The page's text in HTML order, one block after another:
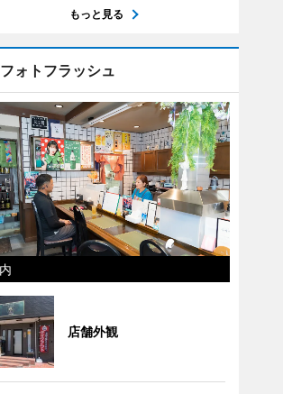
もっと見る
フォトフラッシュ
店舗外観